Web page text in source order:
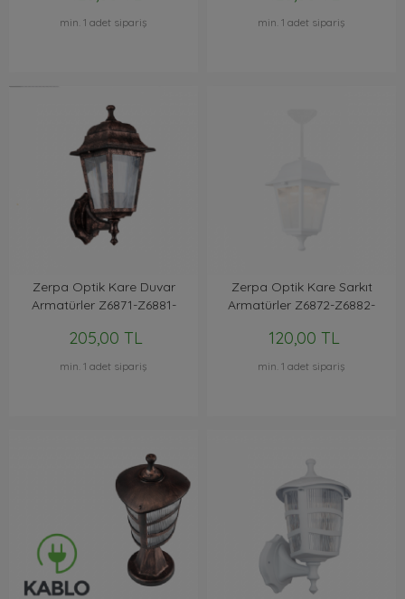
min. 1 adet sipariş min. 1 adet sipariş
Zerpa Optik Kare Duvar
Armatürler Z6871-Z6881-
205,00 TL
min. 1 adet sipariş
Zerpa Optik Kare Sarkıt
Armatürler Z6872-Z6882-
120,00 TL
min. 1 adet sipariş